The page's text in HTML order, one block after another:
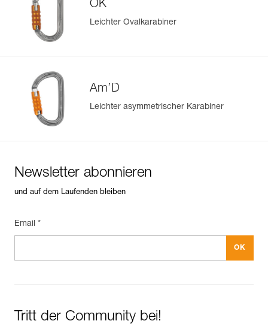
OK
Leichter Ovalkarabiner
Am’D
Leichter asymmetrischer Karabiner
Newsletter abonnieren
und auf dem Laufenden bleiben
Email *
Tritt der Community bei!